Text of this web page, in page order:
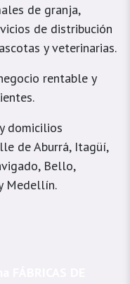
de granja,
de distribución
y veterinarias.
rentable y
domicilios
de Aburrá, Itagüí,
Bello,
Medellín.